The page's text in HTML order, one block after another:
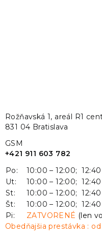
Rožňavská 1, areál R1
831 04 Bratislava
GSM
+421 911 603 782
Po:
10:00 – 12:00;
Ut:
10:00 – 12:00;
St:
10:00 – 12:00;
Št:
10:00 – 12:00;
Pi:
ZATVORENÉ (len
Obedňajšia prestávka :